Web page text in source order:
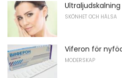
SKÖNHET OCH HÄLSA
Viferon för
MODERSKAP